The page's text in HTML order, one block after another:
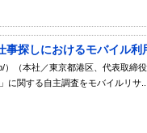
事探しにおけるモバイル利
）（本社／東京都港区、代表取
に関する自主調査をモバイルリサ